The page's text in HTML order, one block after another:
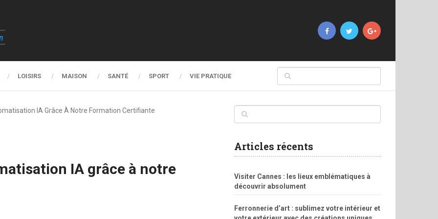
LOISIRS MAISON SANTÉ SPORT VIE PRATIQUE
IA Grâce À Notre Formation Certifiante
IA grâce à notre
Articles récents
Visiter Cannes : les lieux emblématiques à
découvrir absolument
Ferronnerie d’art : sublimez votre intérieur et